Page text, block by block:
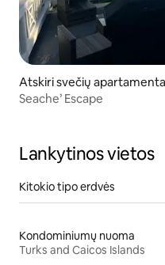
Atskiri svečių
Seache’ Escape
Lankytinos vietos
Kitokio tipo erdvės
Kondominiumų nuoma
Turks and Caicos Islands